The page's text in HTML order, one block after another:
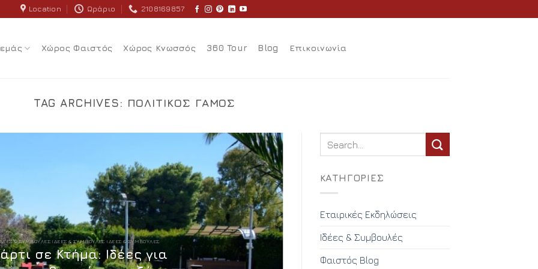
Location Ωράριο 2108169857
Χώρος Φαιστός Χώρος Κνωσσός 360 Tour Blog Επικοινωνία
TAG ARCHIVES: ΠΟΛΙΤΙΚΌΣ ΓΆΜΟΣ
& ΣΥΜΒΟΥΛΈΣ ΙΔΈΕΣ & ΣΥΜΒΟΥΛΈΣ ΙΔΈΕΣ & ΣΥΜΒΟΥΛΈΣ
σε Κτήμα: Ιδέες για
KΑΤΗΓΟΡΊΕΣ
Εταιρικές Εκδηλώσεις
Ιδέες & Συμβουλές
Φαιστός Blog